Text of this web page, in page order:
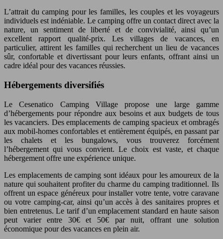
L’attrait du camping pour les familles, les couples et les voyageurs
individuels est indéniable. Le camping offre un contact direct avec la
nature, un sentiment de liberté et de convivialité, ainsi qu’un
excellent rapport qualité-prix. Les villages de vacances, en
particulier, attirent les familles qui recherchent un lieu de vacances
sûr, confortable et divertissant pour leurs enfants, offrant ainsi un
cadre idéal pour des vacances réussies.
Hébergements diversifiés
Le Cesenatico Camping Village propose une large gamme
d’hébergements pour répondre aux besoins et aux budgets de tous
les vacanciers. Des emplacements de camping spacieux et ombragés
aux mobil-homes confortables et entièrement équipés, en passant par
les chalets et les bungalows, vous trouverez forcément
l’hébergement qui vous convient. Le choix est vaste, et chaque
hébergement offre une expérience unique.
Les emplacements de camping sont idéaux pour les amoureux de la
nature qui souhaitent profiter du charme du camping traditionnel. Ils
offrent un espace généreux pour installer votre tente, votre caravane
ou votre camping-car, ainsi qu’un accès à des sanitaires propres et
bien entretenus. Le tarif d’un emplacement standard en haute saison
peut varier entre 30€ et 50€ par nuit, offrant une solution
économique pour des vacances en plein air.